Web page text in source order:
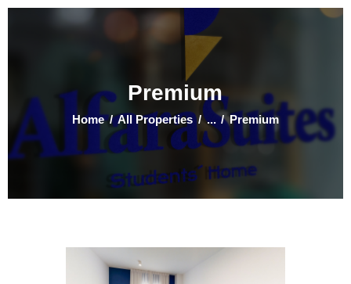
Premium
Home All Properties ... Premium
Home
Alimentación Saludable
Habitaciones
Contacto